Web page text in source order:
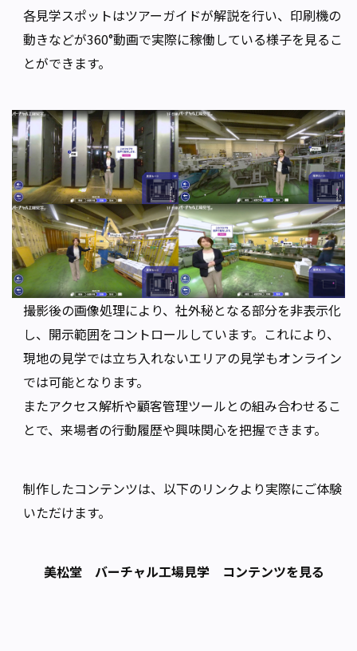
各見学スポットはツアーガイドが解説を行い、印刷機の
動きなどが360°動画で実際に稼働している様子を見るこ
とができます。
撮影後の画像処理により、社外秘となる部分を非表示化
し、開示範囲をコントロールしています。これにより、
現地の見学では立ち入れないエリアの見学もオンライン
では可能となります。
またアクセス解析や顧客管理ツールとの組み合わせるこ
とで、来場者の行動履歴や興味関心を把握できます。
制作したコンテンツは、以下のリンクより実際にご体験
いただけます。
美松堂 バーチャル工場見学 コンテンツを見る